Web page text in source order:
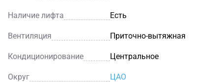
Наличие лифта Есть
Вентиляция Приточно-вытяжная
Кондиционирование Центральное
Округ ЦАО